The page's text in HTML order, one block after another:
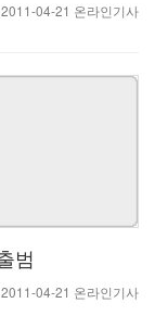
2011-04-21 온라인기사
범
2011-04-21 온라인기사